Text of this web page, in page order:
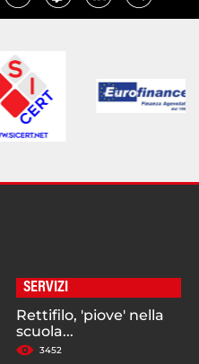
SERVIZI
Rettifilo, 'piove' nella
scuola...
3452